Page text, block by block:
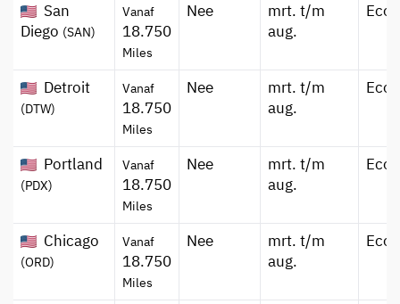
San
Diego (SAN)
Vanaf
18.750
Miles
Nee
mrt. t/m
aug.
Detroit
(DTW)
Vanaf
18.750
Miles
Nee
mrt. t/m
aug.
Portland
(PDX)
Vanaf
18.750
Miles
Nee
mrt. t/m
aug.
Chicago
(ORD)
Vanaf
18.750
Miles
Nee
mrt. t/m
aug.